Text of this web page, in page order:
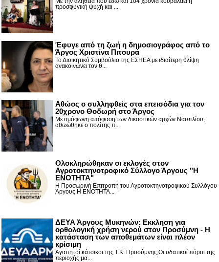
προσφυγική ψυχή και ...
Έφυγε από τη ζωή η δημοσιογράφος από το
Άργος Χριστίνα Πιτουρά
Το Διοικητικό Συμβούλιο της ΕΣΗΕΑ με ιδιαίτερη θλίψη
ανακοινώνει τον θ...
Αθώος ο συλληφθείς στα επεισόδια για τον
20χρονο Θοδωρή στο Άργος
Με ομόφωνη απόφαση των δικαστικών αρχών Ναυπλίου,
αθωώθηκε ο πολίτης π...
Ολοκληρώθηκαν οι εκλογές στον
Αγροτοκτηνοτροφικό Σύλλογο Άργους "Η
ΕΝΟΤΗΤΑ"
Η Προσωρινή Επιτροπή του Αγροτοκτηνοτροφικού Συλλόγου
Άργους Η ΕΝΟΤΗΤΑ...
ΔΕΥΑ Άργους Μυκηνών: Εκκληση για
ορθολογική χρήση νερού στον Προσύμνη - Η
κατάσταση των αποθεμάτων είναι πλέον
κρίσιμη
Αγαπητοί κάτοικοι της Τ.Κ. Προσύμνης,Οι υδατικοί πόροι της
περιοχής μα...